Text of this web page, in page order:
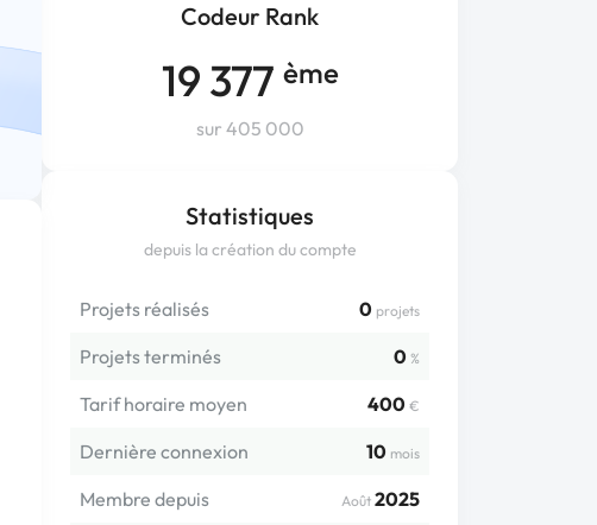
Codeur Rank
19 377 ème
sur 405 000
Statistiques
depuis la création du compte
Projets réalisés 0 projets
Projets terminés 0 %
Tarif horaire moyen 400 €
Dernière connexion 10 mois
Membre depuis Août 2025